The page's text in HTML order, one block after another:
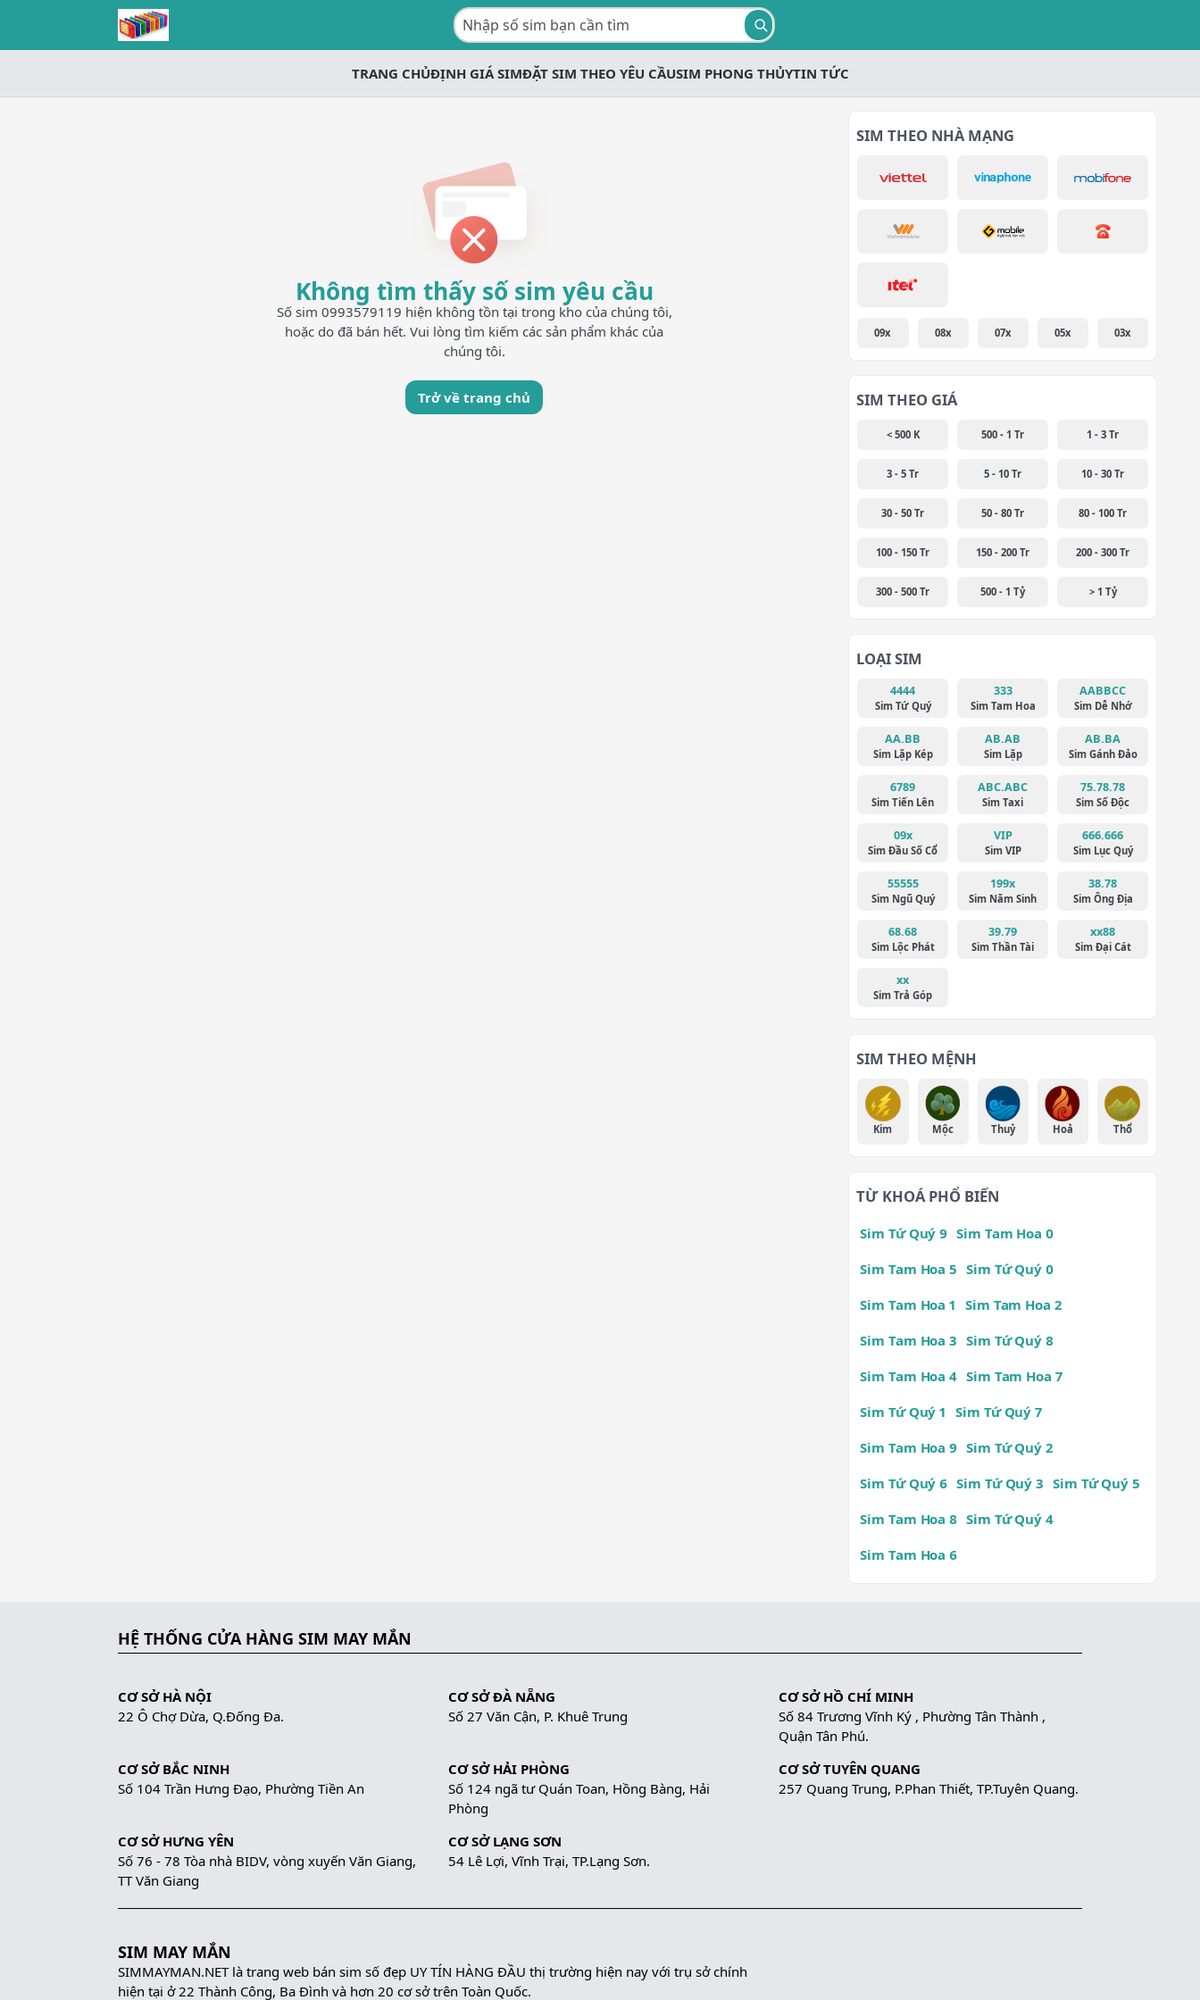
TRANG CHỦĐỊNH GIÁ SIMĐẶT SIM THEO YÊU CẦUSIM PHONG THỦYTIN TỨC
Không tìm thấy số sim yêu cầu
Số sim 0993579119 hiện không tồn tại trong kho của chúng tôi,
hoặc do đã bán hết. Vui lòng tìm kiếm các sản phẩm khác của
chúng tôi.
Trở về trang chủ
SIM THEO NHÀ MẠNG
09x 08x 07x 05x 03x
SIM THEO GIÁ
< 500 K 500 - 1 Tr 1 - 3 Tr
3 - 5 Tr 5 - 10 Tr 10 - 30 Tr
30 - 50 Tr 50 - 80 Tr 80 - 100 Tr
100 - 150 Tr 150 - 200 Tr 200 - 300 Tr
300 - 500 Tr 500 - 1 Tỷ > 1 Tỷ
LOẠI SIM
4444
Sim Tứ Quý
333
Sim Tam Hoa
AABBCC
Sim Dễ Nhớ
AA.BB
Sim Lặp Kép
AB.AB
Sim Lặp
AB.BA
Sim Gánh Đảo
6789
Sim Tiến Lên
ABC.ABC
Sim Taxi
75.78.78
Sim Số Độc
09x
Sim Đầu Số Cổ
VIP
Sim VIP
666.666
Sim Lục Quý
55555
Sim Ngũ Quý
199x
Sim Năm Sinh
38.78
Sim Ông Địa
68.68
Sim Lộc Phát
39.79
Sim Thần Tài
xx88
Sim Đại Cát
xx
Sim Trả Góp
SIM THEO MỆNH
Kim Mộc Thuỷ Hoả Thổ
TỪ KHOÁ PHỔ BIẾN
Sim Tứ Quý 9 Sim Tam Hoa 0
Sim Tam Hoa 5 Sim Tứ Quý 0
Sim Tam Hoa 1
Sim Tam Hoa 2
Sim Tam Hoa 3 Sim Tứ Quý 8
Sim Tam Hoa 4 Sim Tam Hoa 7
Sim Tứ Quý 1
Sim Tứ Quý 7
Sim Tam Hoa 9 Sim Tứ Quý 2
Sim Tứ Quý 6 Sim Tứ Quý 3 Sim Tứ Quý 5
Sim Tam Hoa 8 Sim Tứ Quý 4
Sim Tam Hoa 6
HỆ THỐNG CỬA HÀNG SIM MAY MẮN
CƠ SỞ HÀ NỘI
22 Ô Chợ Dừa, Q.Đống Đa.
CƠ SỞ ĐÀ NẴNG
Số 27 Văn Cận, P. Khuê Trung
CƠ SỞ HỒ CHÍ MINH
Số 84 Trương Vĩnh Ký , Phường Tân Thành ,
Quận Tân Phú.
CƠ SỞ BẮC NINH
Số 104 Trần Hưng Đạo, Phường Tiền An
CƠ SỞ HẢI PHÒNG
Số 124 ngã tư Quán Toan, Hồng Bàng, Hải
Phòng
CƠ SỞ TUYÊN QUANG
257 Quang Trung, P.Phan Thiết, TP.Tuyên Quang.
CƠ SỞ HƯNG YÊN
Số 76 - 78 Tòa nhà BIDV, vòng xuyến Văn Giang,
TT Văn Giang
CƠ SỞ LẠNG SƠN
54 Lê Lợi, Vĩnh Trại, TP.Lạng Sơn.
SIM MAY MẮN
SIMMAYMAN.NET là trang web bán sim số đẹp UY TÍN HÀNG ĐẦU thị trường hiện nay với trụ sở chính
hiện tại ở 22 Thành Công, Ba Đình và hơn 20 cơ sở trên Toàn Quốc.